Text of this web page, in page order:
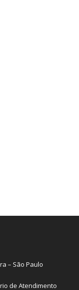
– São Paulo
de Atendimento